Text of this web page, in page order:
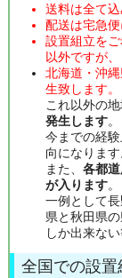
送料は全て込
配送は宅急
設置組立を
以外ですが
北海道・沖
生致します。
これ以外の
発生します。
今までの経
向になります
また、 各都
が入ります。
一例として
県と秋田県
しか出来な
全国での設置